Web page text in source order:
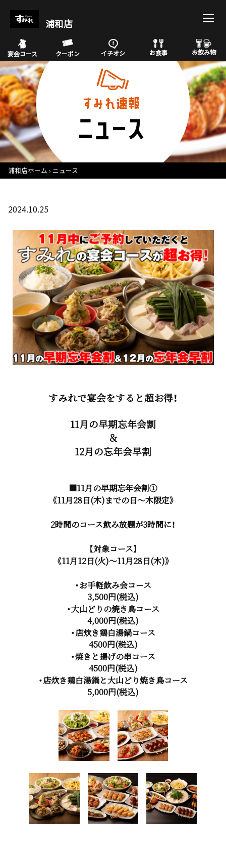
浦和店
宴会コース クーポン イチオシ お食事 お飲み物
浦和店ホーム ニュース
2024.10.25
すみれで宴会をすると超お得！
11月の早期忘年会割
＆
12月の忘年会早割
■11月の早期忘年会割①
《11月28日(木)までの日～木限定》
2時間のコース飲み放題が3時間に！
【対象コース】
《11月12日(火)～11月28日(木)》
・お手軽飲み会コース
3,500円(税込)
・大山どりの焼き鳥コース
4,000円(税込)
・店炊き鶏白湯鍋コース
4500円(税込)
・焼きと揚げの串コース
4500円(税込)
・店炊き鶏白湯鍋と大山どり焼き鳥コース
5,000円(税込)